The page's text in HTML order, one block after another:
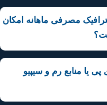
مصرفی ماهانه امکان
پی یا منابع رم و سیپیو